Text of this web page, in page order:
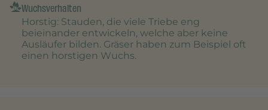
Wuchsverhalten
Horstig: Stauden, die viele Triebe eng
beieinander entwickeln, welche aber keine
Ausläufer bilden. Gräser haben zum Beispiel oft
einen horstigen Wuchs.